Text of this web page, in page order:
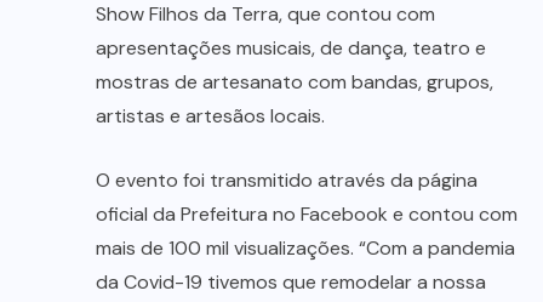
Show Filhos da Terra, que contou com
apresentações musicais, de dança, teatro e
mostras de artesanato com bandas, grupos,
artistas e artesãos locais.
O evento foi transmitido através da página
oficial da Prefeitura no Facebook e contou com
mais de 100 mil visualizações. “Com a pandemia
da Covid-19 tivemos que remodelar a nossa